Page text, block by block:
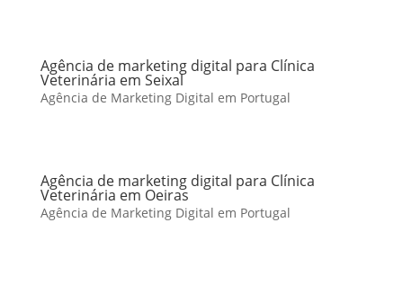
Agência de marketing digital para Clínica
Veterinária em Seixal
Agência de Marketing Digital em Portugal
Agência de marketing digital para Clínica
Veterinária em Oeiras
Agência de Marketing Digital em Portugal